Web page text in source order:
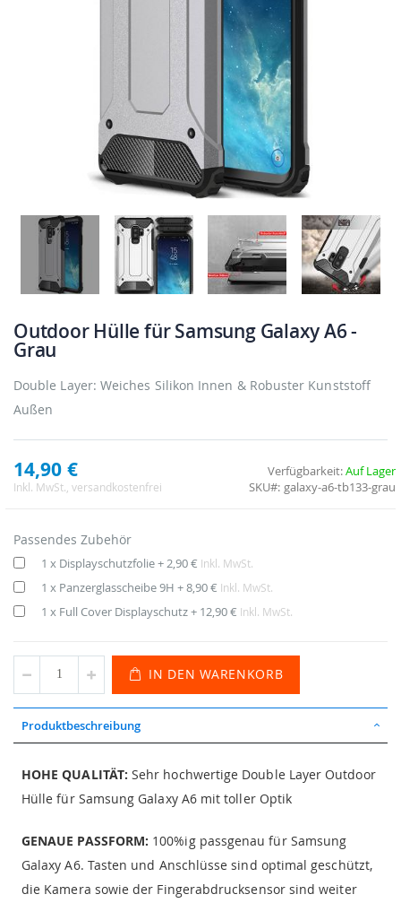
Outdoor Hülle für Samsung Galaxy A6 -
Grau
Double Layer: Weiches Silikon Innen & Robuster Kunststoff
Außen
14,90 €
Inkl. MwSt. , versandkostenfrei
Verfügbarkeit:Auf Lager
SKU
galaxy-a6-tb133-grau
Passendes Zubehör
1 x Displayschutzfolie+ 2,90 € Inkl. MwSt.
1 x Panzerglasscheibe 9H +8,90 € Inkl. MwSt.
1 x Full Cover Displayschutz+ 12,90 € Inkl. MwSt.
IN DEN WARENKORB
Produktbeschreibung
HOHE QUALITÄT: Sehr hochwertige Double Layer Outdoor
Hülle für Samsung Galaxy A6 mit toller Optik
GENAUE PASSFORM: 100%ig passgenau für Samsung
Galaxy A6. Tasten und Anschlüsse sind optimal geschützt,
die Kamera sowie der Fingerabdrucksensor sind weiter